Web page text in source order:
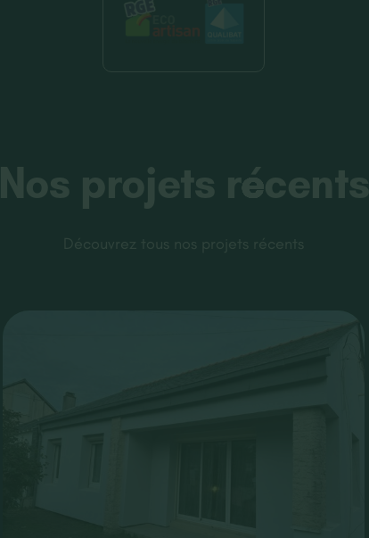
Nos projets récents
Découvrez tous nos projets récents